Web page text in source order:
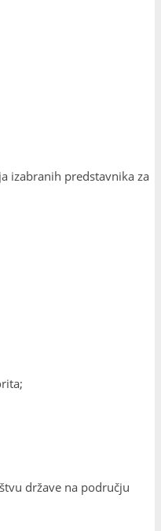
izabranih predstavnika za
države na području